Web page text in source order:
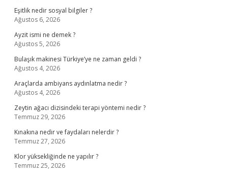
Eşitlik nedir sosyal bilgiler ?
Ağustos 6, 2026
Ayzit ismi ne demek ?
Ağustos 5, 2026
Bulaşık makinesi Türkiye’ye ne zaman geldi ?
Ağustos 4, 2026
Araçlarda ambiyans aydınlatma nedir ?
Ağustos 4, 2026
Zeytin ağacı dizisindeki terapi yöntemi nedir ?
Temmuz 29, 2026
Kınakına nedir ve faydaları nelerdir ?
Temmuz 27, 2026
Klor yüksekliğinde ne yapılır ?
Temmuz 25, 2026